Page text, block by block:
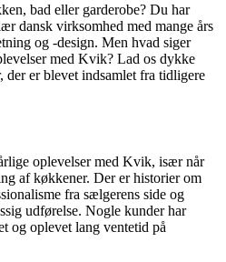
bad eller garderobe? Du har
dansk virksomhed med mange års
og -design. Men hvad siger
med Kvik? Lad os dykke
der er blevet indsamlet fra tidligere
oplevelser med Kvik, især når
af køkkener. Der er historier om
fra sælgerens side og
udførelse. Nogle kunder har
og oplevet lang ventetid på